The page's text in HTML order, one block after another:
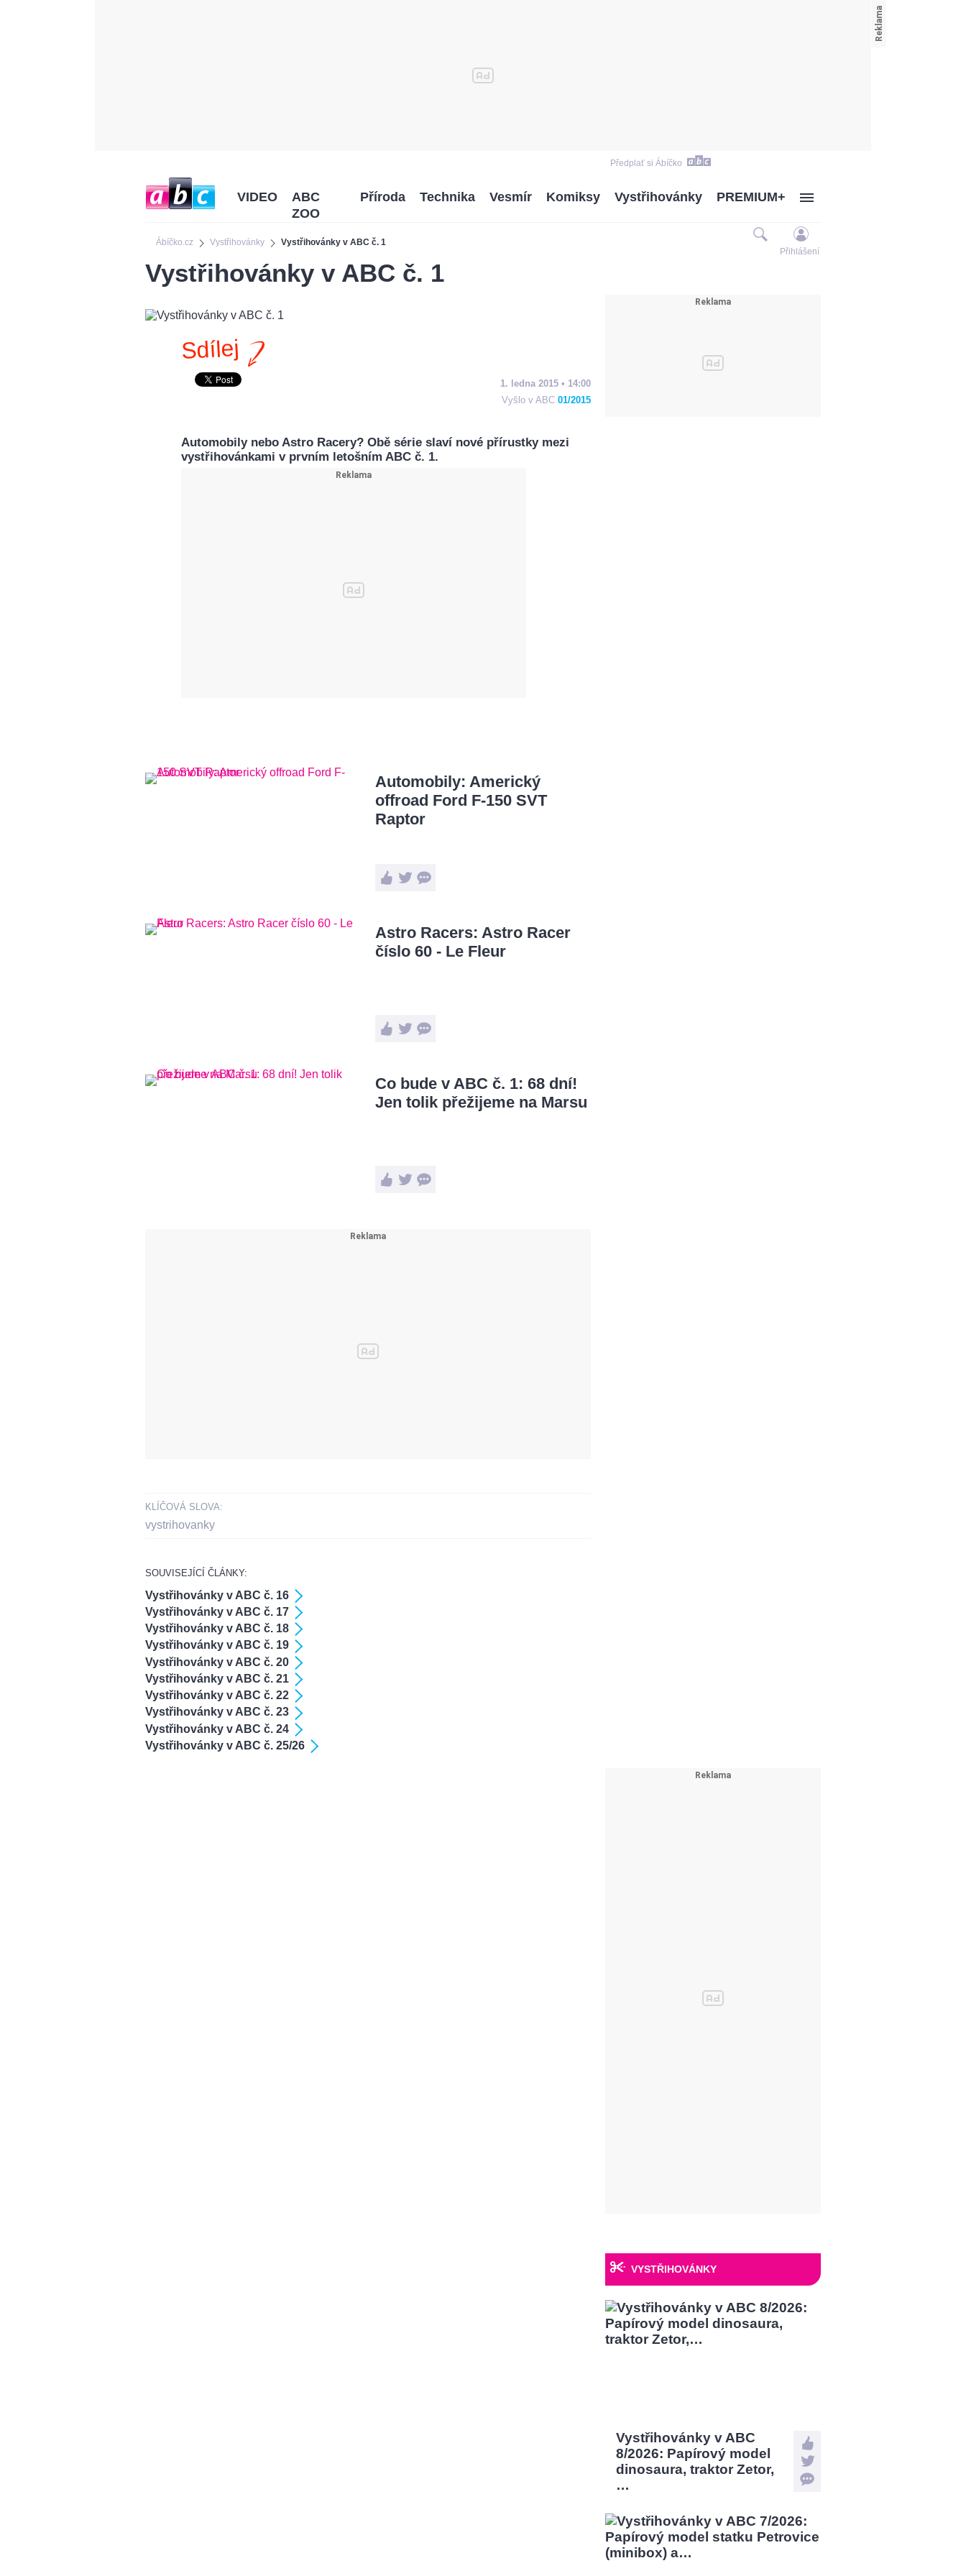
Předplať si Ábíčko
Ábíčko.cz Vystřihovánky Vystřihovánky v ABC č. 1
VIDEO
ABC
ZOO
Příroda Technika Vesmír Komiksy Vystřihovánky PREMIUM+
Přihlášení
Vystřihovánky v ABC č. 1
Sdílej
1. ledna 2015 • 14:00
Vyšlo v ABC 01/2015
Automobily nebo Astro Racery? Obě série slaví nové přírustky mezi
vystřihovánkami v prvním letošním ABC č. 1.
Automobily: Americký
offroad Ford F-150 SVT
Raptor
Astro Racers: Astro Racer
číslo 60 - Le Fleur
Co bude v ABC č. 1: 68 dní!
Jen tolik přežijeme na Marsu
KLÍČOVÁ SLOVA:
vystrihovanky
SOUVISEJÍCÍ ČLÁNKY:
Vystřihovánky v ABC č. 16
Vystřihovánky v ABC č. 17
Vystřihovánky v ABC č. 18
Vystřihovánky v ABC č. 19
Vystřihovánky v ABC č. 20
Vystřihovánky v ABC č. 21
Vystřihovánky v ABC č. 22
Vystřihovánky v ABC č. 23
Vystřihovánky v ABC č. 24
Vystřihovánky v ABC č. 25/26
VYSTŘIHOVÁNKY
Vystřihovánky v ABC
8/2026: Papírový model
dinosaura, traktor Zetor,
…